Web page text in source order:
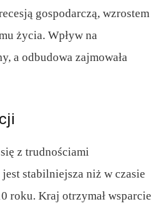
gospodarczą, wzrostem
życia. Wpływ na
a odbudowa zajmowała
z trudnościami
stabilniejsza niż w czasie
roku. Kraj otrzymał wsparcie